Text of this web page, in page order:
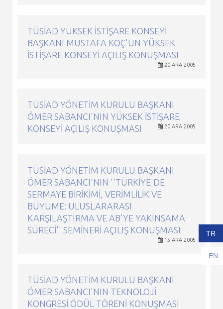
TR
EN
TÜSİAD YÜKSEK İSTIŞARE KONSEYI
BAŞKANI MUSTAFA KOÇ'UN YÜKSEK
İSTIŞARE KONSEYI AÇILIŞ KONUŞMASI
20 ARA 2005
TÜSİAD YÖNETIM KURULU BAŞKANI
ÖMER SABANCI'NIN YÜKSEK İSTIŞARE
KONSEYI AÇILIŞ KONUŞMASI
20 ARA 2005
TÜSİAD YÖNETIM KURULU BAŞKANI
ÖMER SABANCI'NIN ''TÜRKIYE'DE
SERMAYE BIRIKIMI, VERIMLILIK VE
BÜYÜME: ULUSLARARASI
KARŞILAŞTIRMA VE AB'YE YAKINSAMA
SÜRECI'' SEMINERI AÇILIŞ KONUŞMASI
15 ARA 2005
TÜSİAD YÖNETIM KURULU BAŞKANI
ÖMER SABANCI'NIN TEKNOLOJI
KONGRESI ÖDÜL TÖRENI KONUŞMASI